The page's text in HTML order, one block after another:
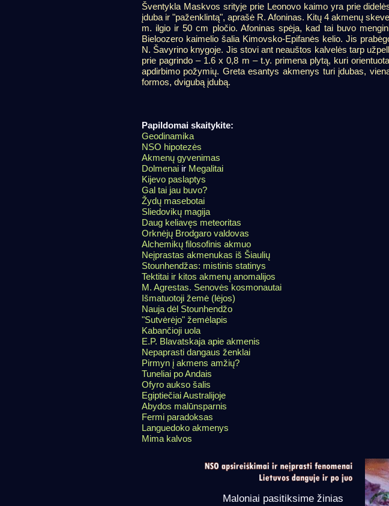
Šventykla Maskvos srityje prie Leonovo kaimo yra prie
įduba ir "paženklintą", aprašė R. Afoninas. Kitų 4 akmenų
m. ilgio ir 50 cm pločio. Afoninas spėja, kad tai buvo
Bieloozero kaimelio šalia Kimovsko-Epifanės kelio. Jis
N. Šavyrino knygoje. Jis stovi ant neauštos kalvelės tarp
prie pagrindo – 1.6 x 0,8 m – t.y. primena plytą, kuri
apdirbimo požymių. Greta esantys akmenys turi įdubas,
formos, dvigubą įdubą.
Papildomai skaitykite:
Geodinamika
NSO hipotezės
Akmenų gyvenimas
Dolmenaiir Megalitai
Kijevo paslaptys
Gal tai jau buvo?
Žydų masebotai
Sliedovikų magija
Daug keliavęs meteoritas
Orknėjų Brodgaro valdovas
Alchemikų filosofinis akmuo
Neįprastas akmenukas iš Šiaulių
Stounhendžas: mistinis statinys
Tektitai ir kitos akmenų anomalijos
M. Agrestas. Senovės kosmonautai
Išmatuotoji žemė (lėjos)
Nauja dėl Stounhendžo
"Sutvėrėjo" žemėlapis
Kabančioji uola
E.P. Blavatskaja apie akmenis
Nepaprasti dangaus ženklai
Pirmyn į akmens amžių?
Tuneliai po Andais
Ofyro aukso šalis
Egiptiečiai Australijoje
Abydos malūnsparnis
Fermi paradoksas
Languedoko akmenys
Mima kalvos
Maloniai pasitiksime žinias